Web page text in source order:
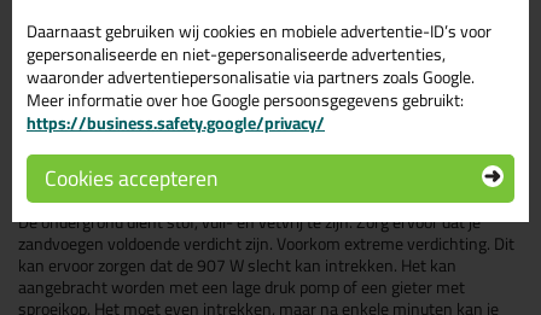
Grondig borstellen, stof en vuil vrij maken
Grondig reinigen met water
Volledige laten drogen voordat je de Sikagard 905 W aanbrengt
Op zeer sterk zuigende ondergronden kan een tweede laag noodzakelijk
De Sikagard 907 W
De ondergrond dient stof, vuil- en vetvrij te zijn. Zorg ervoor dat je
zandvoegen voldoende verdicht zijn. Voorkom extreme verdichting. Dit
kan ervoor zorgen dat de 907 W slecht kan intrekken. Het kan
aangebracht worden met een lage druk pomp of een gieter met
Daarnaast gebruiken wij cookies en mobiele advertentie-ID’s voor
gepersonaliseerde en niet-gepersonaliseerde advertenties,
waaronder advertentiepersonalisatie via partners zoals Google.
Meer informatie over hoe Google persoonsgegevens gebruikt:
https://business.safety.google/privacy/
Cookies accepteren